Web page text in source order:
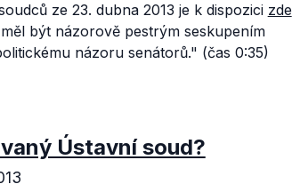
ze 23. dubna 2013 je k dispozici zde
být názorově pestrým seskupením
názoru senátorů." (čas 0:35)
Ústavní soud?